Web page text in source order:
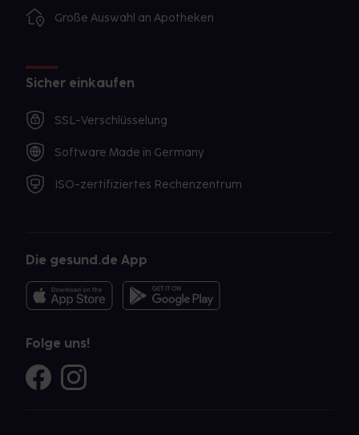
Große Auswahl an Apotheken
Sicher einkaufen
SSL-Verschlüsselung
Software Made in Germany
ISO-zertifiziertes Rechenzentrum
Die gesund.de App
Folge uns!